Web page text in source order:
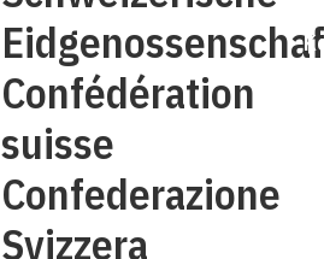
Confédération
suisse
Confederazione
Svizzera